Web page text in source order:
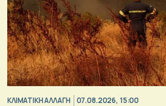
ΚΛΙΜΑΤΙΚΗ ΑΛΛΑΓΗ 07.08.2026, 15:00